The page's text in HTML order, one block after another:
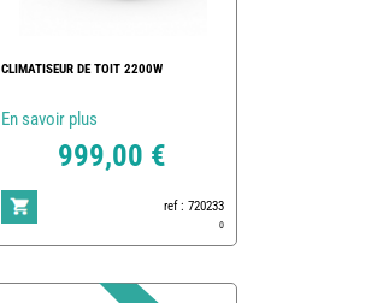
CLIMATISEUR DE TOIT 2200W
En savoir plus
999,00 €
ref : 720233
0